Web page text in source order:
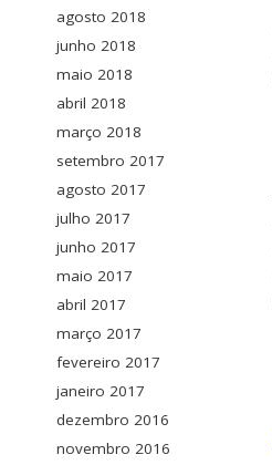
agosto 2018
junho 2018
maio 2018
abril 2018
março 2018
setembro 2017
agosto 2017
julho 2017
junho 2017
maio 2017
abril 2017
março 2017
fevereiro 2017
janeiro 2017
dezembro 2016
novembro 2016